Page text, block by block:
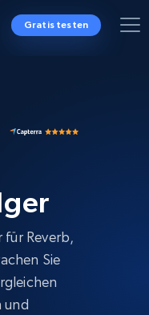
Gratis testen
für Reverb,
Sie
und